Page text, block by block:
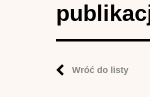
Wróć do listy